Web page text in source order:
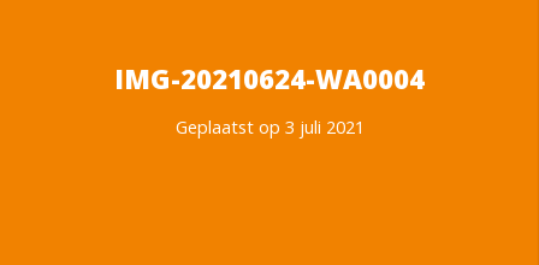
IMG-20210624-WA0004
Geplaatst op 3 juli 2021